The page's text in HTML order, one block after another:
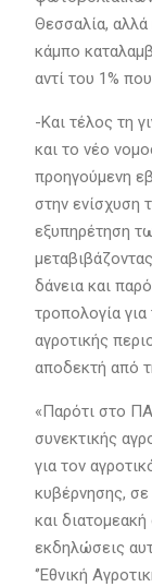
Θεσσαλία, αλλά
κάμπο
αντί του 1%
-Και τέλος τη
και το νέο
προηγούμενη
στην ενίσχυση
εξυπηρέτηση
δάνεια και
τροπολογία
αγροτικής
αποδεκτή από
«Παρότι στο
συνεκτικής
για τον
κυβέρνησης,
και
εκδηλώσεις
‘’Εθνική